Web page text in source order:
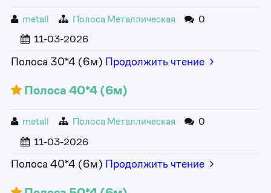
metall Полоса Металлическая
0
11-03-2026
Полоса 30*4 (6м) Продолжить чтение
Полоса 40*4 (6м)
metall Полоса Металлическая
0
11-03-2026
Полоса 40*4 (6м) Продолжить чтение